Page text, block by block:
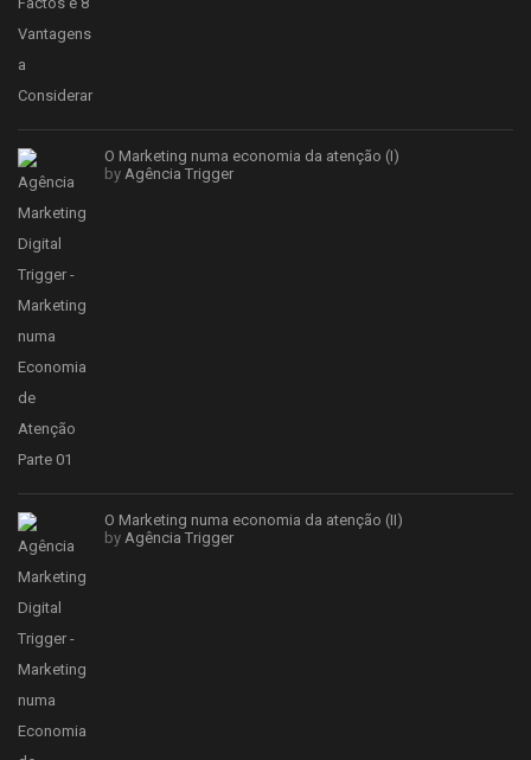
O Marketing numa economia da atenção (I)
by Agência Trigger
O Marketing numa economia da atenção (II)
by Agência Trigger